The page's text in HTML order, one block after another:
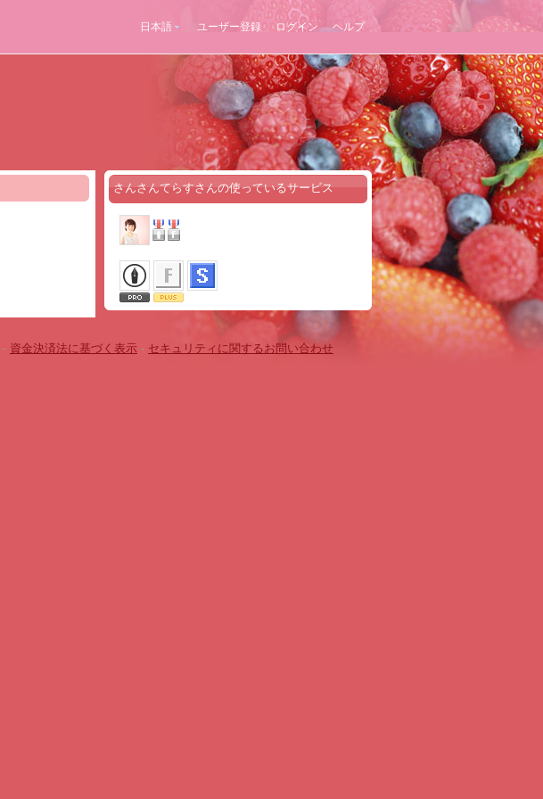
日本語 ユーザー登録 ログイン ヘルプ
さんさんてらすさんの使っているサービス
- 資金決済法に基づく表示 - セキュリティに関するお問い合わせ